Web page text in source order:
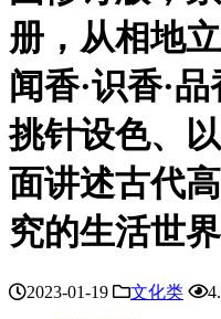
册，从相地
闻香·识香·
挑针设色、
面讲述古代
究的生活世界
2023-01-19 文化类